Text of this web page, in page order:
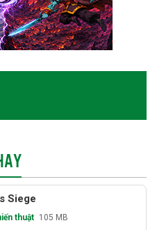
Siege
thuật 105 MB